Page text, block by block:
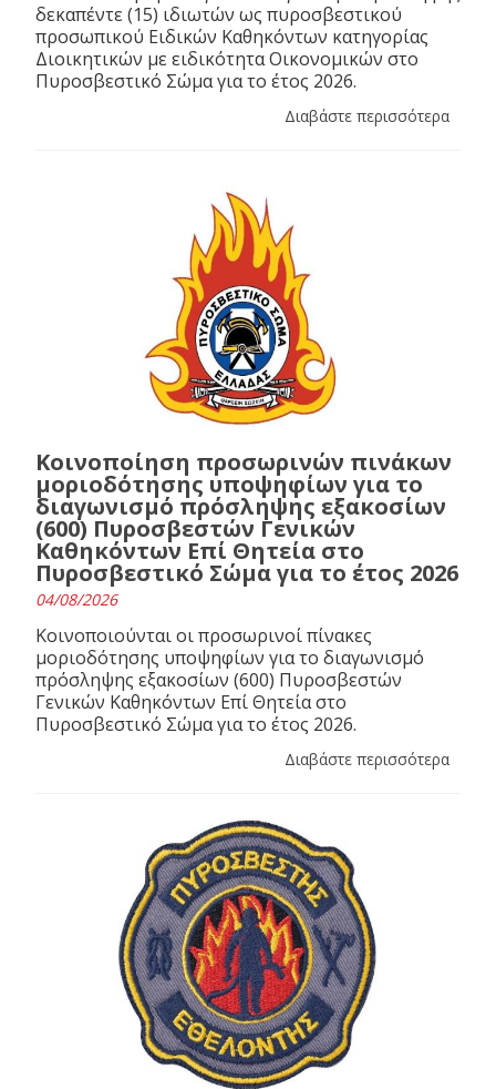
δεκαπέντε (15) ιδιωτών ως πυροσβεστικού
προσωπικού Ειδικών Καθηκόντων κατηγορίας
Διοικητικών με ειδικότητα Οικονομικών στο
Πυροσβεστικό Σώμα για το έτος 2026.
Διαβάστε περισσότερα
Κοινοποίηση προσωρινών πινάκων
μοριοδότησης υποψηφίων για το
διαγωνισμό πρόσληψης εξακοσίων
(600) Πυροσβεστών Γενικών
Καθηκόντων Επί Θητεία στο
Πυροσβεστικό Σώμα για το έτος 2026
04/08/2026
Κοινοποιούνται οι προσωρινοί πίνακες
μοριοδότησης υποψηφίων για το διαγωνισμό
πρόσληψης εξακοσίων (600) Πυροσβεστών
Γενικών Καθηκόντων Επί Θητεία στο
Πυροσβεστικό Σώμα για το έτος 2026.
Διαβάστε περισσότερα